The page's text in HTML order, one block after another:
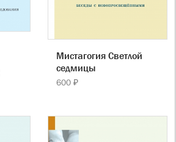
Мистагогия Светлой
седмицы
600 ₽